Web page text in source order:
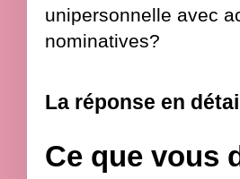
unipersonnelle avec
nominatives?
La réponse en
Ce que vous